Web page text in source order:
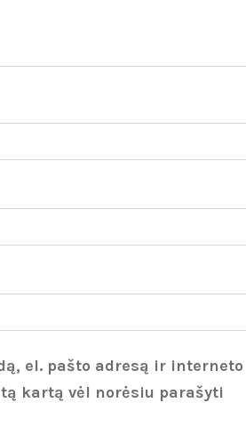
el. pašto adresą ir interneto
kartą vėl norėsiu parašyti